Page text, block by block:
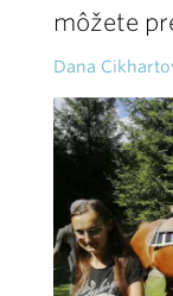
môžete
Dana